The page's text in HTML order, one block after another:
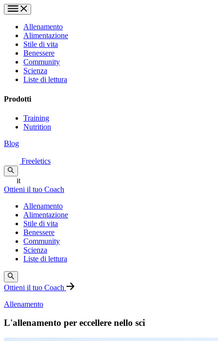
Allenamento
Alimentazione
Stile di vita
Benessere
Community
Scienza
Liste di lettura
Prodotti
Training
Nutrition
Blog
Freeletics
it
Ottieni il tuo Coach
Allenamento
Alimentazione
Stile di vita
Benessere
Community
Scienza
Liste di lettura
Ottieni il tuo Coach
Allenamento
L'allenamento per eccellere nello sci